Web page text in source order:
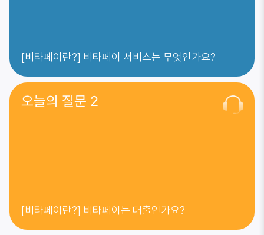
[비타페이란?] 비타페이 서비스는 무엇인가요?
오늘의 질문 2
[비타페이란?] 비타페이는 대출인가요?